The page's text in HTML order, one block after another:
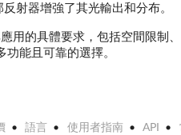
射器增強了其光輸出和分布。
用的具體要求，包括空間限制
能且可靠的選擇。
語言 使用者指南 API